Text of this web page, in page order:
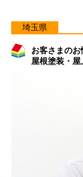
埼玉県
お客さまの
屋根塗装・屋